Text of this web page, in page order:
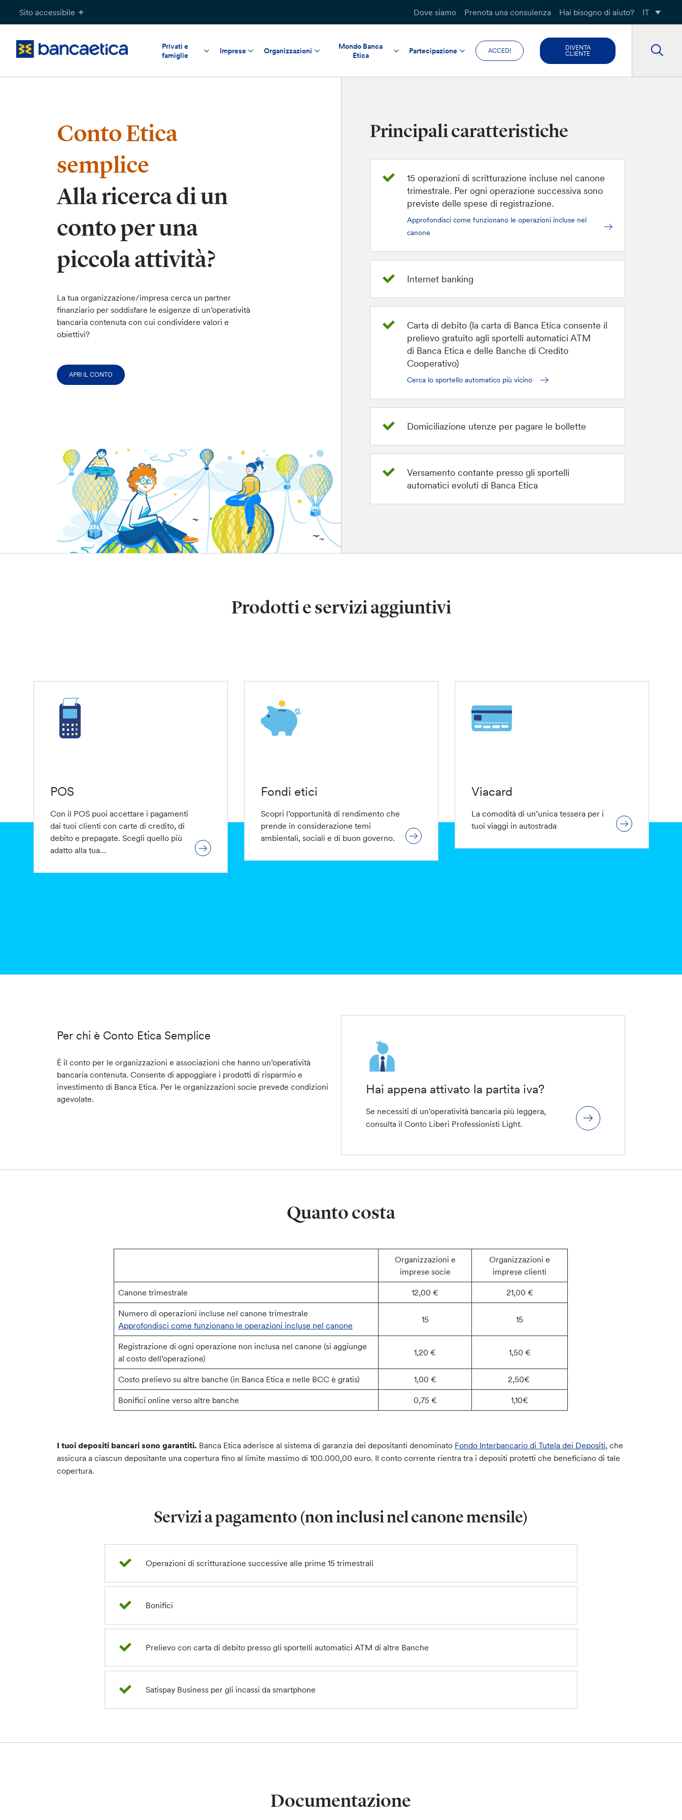
Sito accessibile Dove siamo Prenota una consulenza Hai bisogno di aiuto? IT
Privati e
famiglie
Imprese Organizzazioni
Mondo Banca
Etica
Partecipazione ACCEDI
DIVENTA
CLIENTE
Conto Etica
semplice
Alla ricerca di un
conto per una
piccola attività?
La tua organizzazione/impresa cerca un partner
finanziario per soddisfare le esigenze di un’operatività
bancaria contenuta con cui condividere valori e
obiettivi?
APRI IL CONTO
Principali caratteristiche
15 operazioni di scritturazione incluse nel canone
trimestrale. Per ogni operazione successiva sono
previste delle spese di registrazione.
Approfondisci come funzionano le operazioni incluse nel
canone
Internet banking
Carta di debito (la carta di Banca Etica consente il
prelievo gratuito agli sportelli automatici ATM
di Banca Etica e delle Banche di Credito
Cooperativo)
Cerca lo sportello automatico più vicino
Domiciliazione utenze per pagare le bollette
Versamento contante presso gli sportelli
automatici evoluti di Banca Etica
Prodotti e servizi aggiuntivi
POS
Con il POS puoi accettare i pagamenti
dai tuoi clienti con carte di credito, di
debito e prepagate. Scegli quello più
adatto alla tua…
Fondi etici
Scopri l’opportunità di rendimento che
prende in considerazione temi
ambientali, sociali e di buon governo.
Viacard
La comodità di un’unica tessera per i
tuoi viaggi in autostrada
Per chi è Conto Etica Semplice
È il conto per le organizzazioni e associazioni che hanno un’operatività
bancaria contenuta. Consente di appoggiare i prodotti di risparmio e
investimento di Banca Etica. Per le organizzazioni socie prevede condizioni
agevolate.
Hai appena attivato la partita iva?
Se necessiti di un’operatività bancaria più leggera,
consulta il Conto Liberi Professionisti Light.
Quanto costa
Organizzazioni e
imprese socie
Organizzazioni e
imprese clienti
Canone trimestrale 12,00 € 21,00 €
Numero di operazioni incluse nel canone trimestrale
Approfondisci come funzionano le operazioni incluse nel canone
15 15
Registrazione di ogni operazione non inclusa nel canone (si aggiunge
al costo dell’operazione)
1,20 € 1,50 €
Costo prelievo su altre banche (in Banca Etica e nelle BCC è gratis) 1,00 € 2,50€
Bonifici online verso altre banche 0,75 € 1,10€
I tuoi depositi bancari sono garantiti. Banca Etica aderisce al sistema di garanzia dei depositanti denominato Fondo Interbancario di Tutela dei Depositi, che
assicura a ciascun depositante una copertura fino al limite massimo di 100.000,00 euro. Il conto corrente rientra tra i depositi protetti che beneficiano di tale
copertura.
Servizi a pagamento (non inclusi nel canone mensile)
Operazioni di scritturazione successive alle prime 15 trimestrali
Bonifici
Prelievo con carta di debito presso gli sportelli automatici ATM di altre Banche
Satispay Business per gli incassi da smartphone
Documentazione